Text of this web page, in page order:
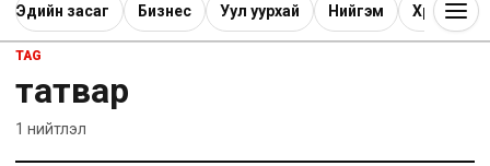
Эдийн засаг Бизнес Уул уурхай Нийгэм Хөрөнгө
TAG
татвар
1 нийтлэл